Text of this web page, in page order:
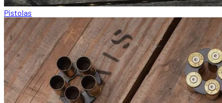
Pistolas